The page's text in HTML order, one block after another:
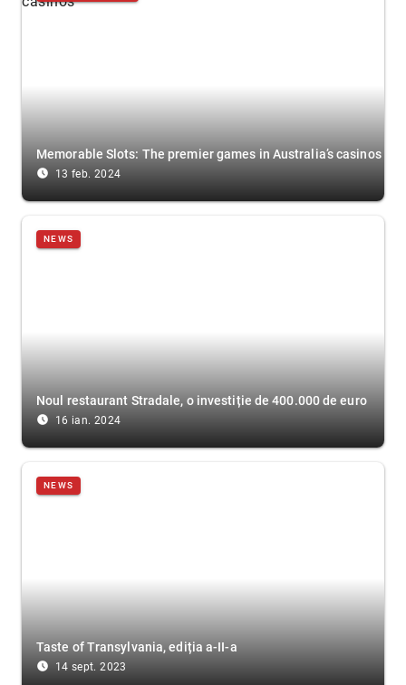
Memorable Slots: The premier games in Australia’s casinos
access_time_filled 13 feb. 2024
NEWS
Noul restaurant Stradale, o investiție de 400.000 de euro
access_time_filled 16 ian. 2024
NEWS
Taste of Transylvania, ediția a-II-a
access_time_filled 14 sept. 2023